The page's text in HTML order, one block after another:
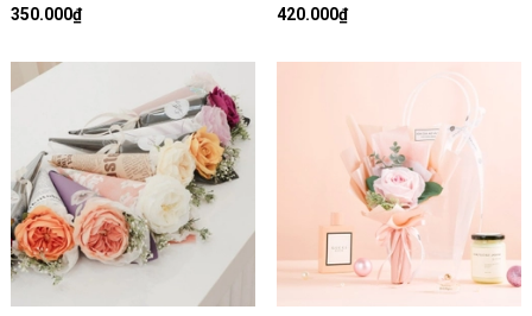
350.000₫ 420.000₫